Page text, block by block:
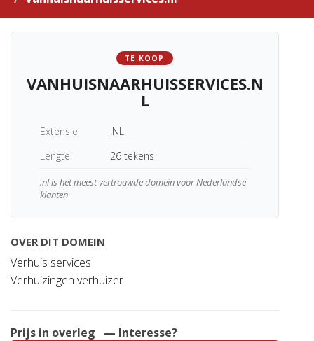
t
i
TE KOOP
VANHUISNAARHUISSERVICES.N
L
Extensie
.NL
Lengte
26 tekens
.nl is het meest vertrouwde domein voor Nederlandse
klanten
OVER DIT DOMEIN
Verhuis services
Verhuizingen verhuizer
Prijs in overleg
— Interesse?